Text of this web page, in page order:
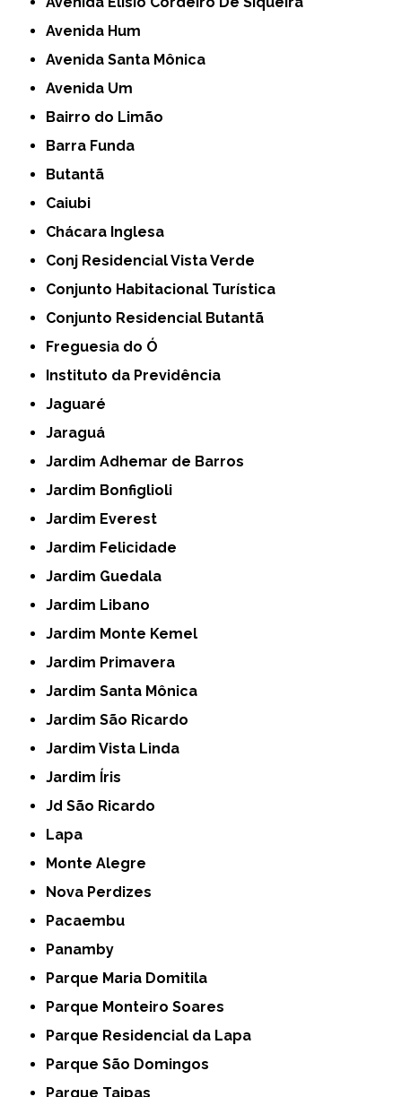
Avenida Hum
Avenida Santa Mônica
Avenida Um
Bairro do Limão
Barra Funda
Butantã
Caiubi
Chácara Inglesa
Conj Residencial Vista Verde
Conjunto Habitacional Turística
Conjunto Residencial Butantã
Freguesia do Ó
Instituto da Previdência
Jaguaré
Jaraguá
Jardim Adhemar de Barros
Jardim Bonfiglioli
Jardim Everest
Jardim Felicidade
Jardim Guedala
Jardim Libano
Jardim Monte Kemel
Jardim Primavera
Jardim Santa Mônica
Jardim São Ricardo
Jardim Vista Linda
Jardim Íris
Jd São Ricardo
Lapa
Monte Alegre
Nova Perdizes
Pacaembu
Panamby
Parque Maria Domitila
Parque Monteiro Soares
Parque Residencial da Lapa
Parque São Domingos
Parque Taipas